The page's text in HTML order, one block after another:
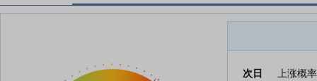
次日 上涨概